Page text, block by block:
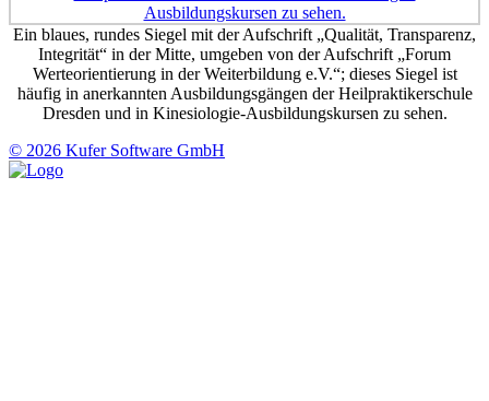
Ein blaues, rundes Siegel mit der Aufschrift „Qualität, Transparenz,
Integrität“ in der Mitte, umgeben von der Aufschrift „Forum
Werteorientierung in der Weiterbildung e.V.“; dieses Siegel ist
häufig in anerkannten Ausbildungsgängen der Heilpraktikerschule
Dresden und in Kinesiologie-Ausbildungskursen zu sehen.
© 2026 Kufer Software GmbH